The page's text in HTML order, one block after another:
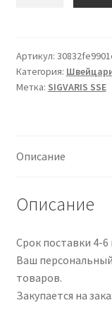
A-
G
KKL1
SVHR
1
Paar
Артикул:
Категория:
Метка: SIGVARIS SSE
Описание
Описание
Срок поставки 4-6
Ваш
товаров.
Закупается на